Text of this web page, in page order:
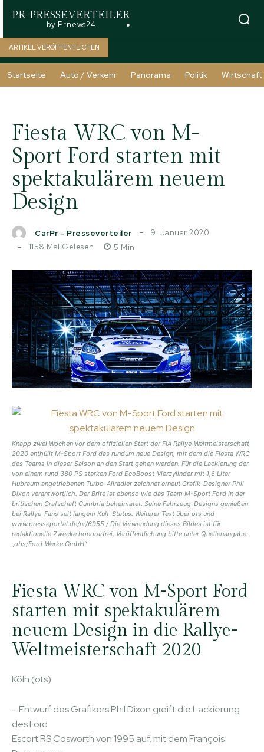
PR-PRESSEVERTEILER
by Prnews24
ARTIKEL VERÖFFENTLICHEN
Startseite Auto / Verkehr Panorama Politik Wirtschaft
Fiesta WRC von M-
Sport Ford starten mit
spektakulärem neuem
Design
CarPr - Presseverteiler
9. Januar 2020
1158 Mal Gelesen 5 Min.
Knapp zwei Wochen vor dem offiziellen Start der FIA Rallye-Weltmeisterschaft
2020 enthüllt M-Sport Ford das rundum neue Design, mit dem die Fiesta WRC
des Teams in dieser Saison an den Start gehen werden. Für die Lackierung der
von einem rund 380 PS starken Ford EcoBoost-Vierzylinder mit 1,6 Liter
Hubraum angetriebenen Turbo-Allradler zeichnet erneut Grafik-Designer Phil
Dixon verantwortlich. Der Brite ist ebenso wie das Team M-Sport Ford in der
britischen Grafschaft Cumbria beheimatet. Seine Fahrzeug-Designs genießen
bei Rallye-Fans seit langem Kult-Status. Weiterer Text über ots und
www.presseportal.de/nr/6955 / Die Verwendung dieses Bildes ist für
redaktionelle Zwecke honorarfrei. Veröffentlichung bitte unter Quellenangabe:
„obs/Ford-Werke GmbH“
Fiesta WRC von M-Sport Ford
starten mit spektakulärem
neuem Design in die Rallye-
Weltmeisterschaft 2020
Köln (ots)
– Entwurf des Grafikers Phil Dixon greift die Lackierung
des Ford
Escort RS Cosworth von 1995 auf, mit dem François